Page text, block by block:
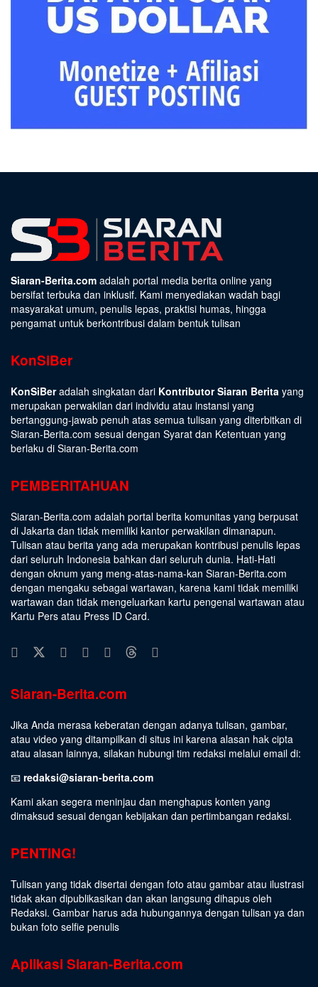
Siaran-Berita.com adalah portal media berita online yang
bersifat terbuka dan inklusif. Kami menyediakan wadah bagi
masyarakat umum, penulis lepas, praktisi humas, hingga
pengamat untuk berkontribusi dalam bentuk tulisan
KonSiBer
KonSiBeradalah singkatan dari Kontributor Siaran Berita yang
merupakan perwakilan dari individu atau instansi yang
bertanggung-jawab penuh atas semua tulisan yang diterbitkan di
Siaran-Berita.com sesuai dengan Syarat dan Ketentuan yang
berlaku di Siaran-Berita.com
PEMBERITAHUAN
Siaran-Berita.com adalah portal berita komunitas yang berpusat
di Jakarta dan tidak memiliki kantor perwakilan dimanapun.
Tulisan atau berita yang ada merupakan kontribusi penulis lepas
dari seluruh Indonesia bahkan dari seluruh dunia. Hati-Hati
dengan oknum yang meng-atas-nama-kan Siaran-Berita.com
dengan mengaku sebagai wartawan, karena kami tidak memiliki
wartawan dan tidak mengeluarkan kartu pengenal wartawan atau
Kartu Pers atau Press ID Card.
Siaran-Berita.com
Jika Anda merasa keberatan dengan adanya tulisan, gambar,
atau video yang ditampilkan di situs ini karena alasan hak cipta
atau alasan lainnya, silakan hubungi tim redaksi melalui email di:
📧 redaksi@siaran-berita.com
Kami akan segera meninjau dan menghapus konten yang
dimaksud sesuai dengan kebijakan dan pertimbangan redaksi.
PENTING!
Tulisan yang tidak disertai dengan foto atau gambar atau ilustrasi
tidak akan dipublikasikan dan akan langsung dihapus oleh
Redaksi. Gambar harus ada hubungannya dengan tulisan ya dan
bukan foto selfie penulis
Aplikasi Siaran-Berita.com